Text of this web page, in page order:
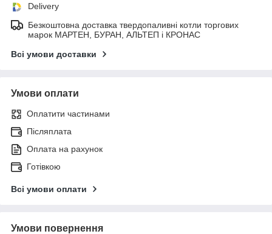
Delivery
Безкоштовна доставка твердопаливні котли торгових
марок МАРТЕН, БУРАН, АЛЬТЕП і КРОНАС
Всі умови доставки
Умови оплати
Оплатити частинами
Післяплата
Оплата на рахунок
Готівкою
Всі умови оплати
Умови повернення